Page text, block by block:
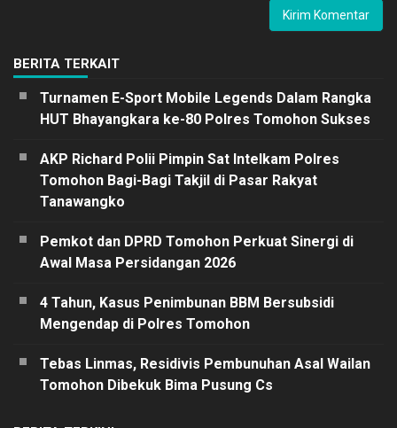
BERITA TERKAIT
Turnamen E-Sport Mobile Legends Dalam Rangka
HUT Bhayangkara ke-80 Polres Tomohon Sukses
AKP Richard Polii Pimpin Sat Intelkam Polres
Tomohon Bagi-Bagi Takjil di Pasar Rakyat
Tanawangko
Pemkot dan DPRD Tomohon Perkuat Sinergi di
Awal Masa Persidangan 2026
4 Tahun, Kasus Penimbunan BBM Bersubsidi
Mengendap di Polres Tomohon
Tebas Linmas, Residivis Pembunuhan Asal Wailan
Tomohon Dibekuk Bima Pusung Cs